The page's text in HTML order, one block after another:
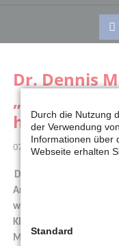
Dr. Dennis
heute – es
07.10.2020 14:00
Die SPD-Fraktion im
Antrag „Trauma
werden – Demütigung
Kinderheilanstalten“ in
Maelzer, Sprecher für
Durch die Nutzung
der Verwendung
Informationen über
Webseite erhalten
Standard